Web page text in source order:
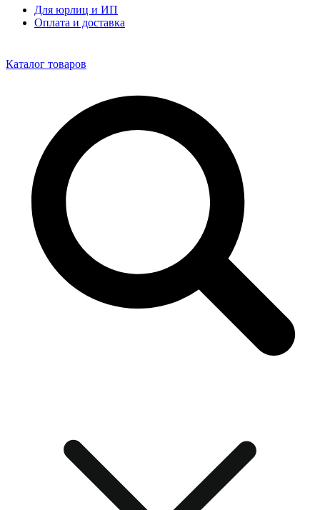
Для юрлиц и ИП
Оплата и доставка
Каталог товаров